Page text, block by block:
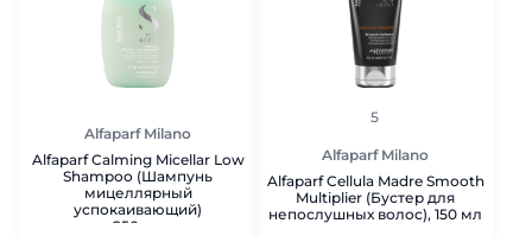
Alfaparf Milano
Alfaparf Calming Micellar Low
Shampoo (Шампунь
мицеллярный
успокаивающий)
250 мл
рейтинг
5
Alfaparf Milano
Alfaparf Cellula Madre Smooth
Multiplier (Бустер для
непослушных волос), 150 мл